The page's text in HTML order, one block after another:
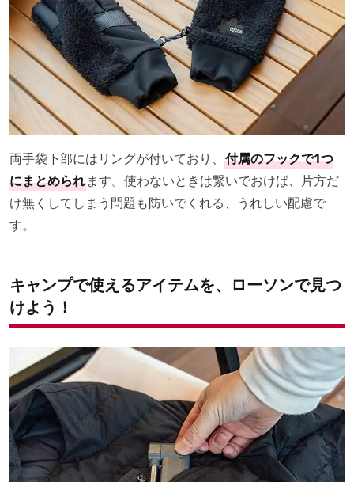
両手袋下部にはリングが付いており、 付属のフックで1つ
にまとめられます。使わないときは繋いでおけば、片方だ
け無くしてしまう問題も防いでくれる、うれしい配慮で
す。
キャンプで使えるアイテムを、ローソンで見つ
けよう！